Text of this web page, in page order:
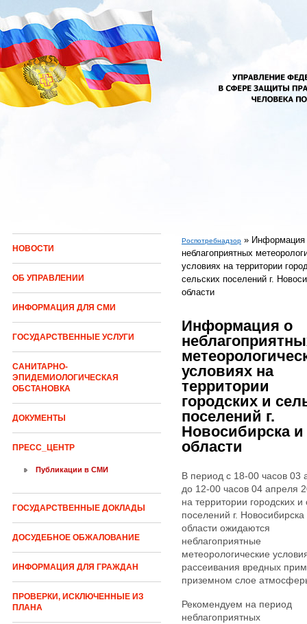
Перейти к основному содержанию
НОВОСТИ
ОБ УПРАВЛЕНИИ
ИНФОРМАЦИЯ ДЛЯ СМИ
ГОСУДАРСТВЕННЫЕ УСЛУГИ
САНИТАРНО-
ЭПИДЕМИОЛОГИЧЕСКАЯ
ОБСТАНОВКА
ДОКУМЕНТЫ
ПРЕСС_ЦЕНТР
Публикации в СМИ
ГОСУДАРСТВЕННЫЕ ДОКЛАДЫ
ДОСУДЕБНОЕ ОБЖАЛОВАНИЕ
ИНФОРМАЦИЯ ДЛЯ ГРАЖДАН
ПРОВЕРКИ, ИСКЛЮЧЕННЫЕ ИЗ
ПЛАНА
Вы здесь
Роспотребнадзор » Информация
неблагоприятных
условиях на территории
сельских поселений г.
области
Информация о
условиях на
территории
городских и
поселений г.
Новосибирска и
области
В период с 18-00 часов 03
до 12-00 часов 04 апреля
на территории городских и
поселений г. Новосибирска
области ожидаются
неблагоприятные
метеорологические
рассеивания вредных
приземном слое
Рекомендуем на период
неблагоприятных